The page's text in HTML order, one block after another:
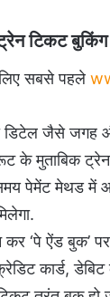
टिकट बुकिंग
सबसे पहले
डिटेल जैसे जगह
के मुताबिक
पेमेंट मेथड में
‘पे ऐंड बुक’
कार्ड, डेबिट